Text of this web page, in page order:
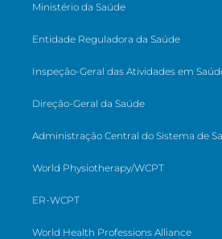
Ministério da Saúde
Entidade Reguladora da Saúde
Inspeção-Geral das Atividades em
Direção-Geral da Saúde
Administração Central do Sistema de
World Physiotherapy/WCPT
ER-WCPT
World Health Professions Alliance